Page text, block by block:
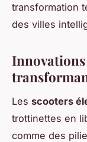
transformation
des villes
Les scooters
trottinettes en
comme des